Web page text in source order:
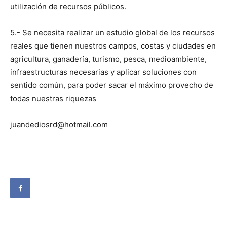
utilización de recursos públicos.
5.- Se necesita realizar un estudio global de los recursos
reales que tienen nuestros campos, costas y ciudades en
agricultura, ganadería, turismo, pesca, medioambiente,
infraestructuras necesarias y aplicar soluciones con
sentido común, para poder sacar el máximo provecho de
todas nuestras riquezas
juandediosrd@hotmail.com